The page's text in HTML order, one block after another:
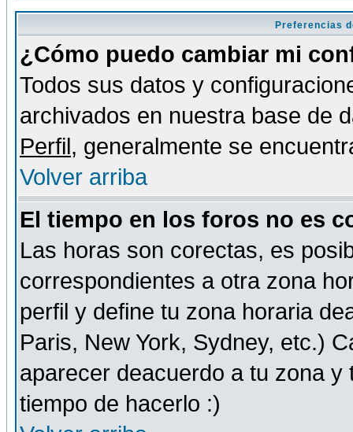
Preferencias
¿Cómo puedo cambiar mi
Todos sus datos y
archivados en nuestra base de
Perfil, generalmente se
Volver arriba
El tiempo en los foros no es
Las horas son corectas, es
correspondientes a otra zona
perfil y define tu zona horaria
Paris, New York, Sydney, etc.)
aparecer deacuerdo a tu zona
tiempo de hacerlo :)